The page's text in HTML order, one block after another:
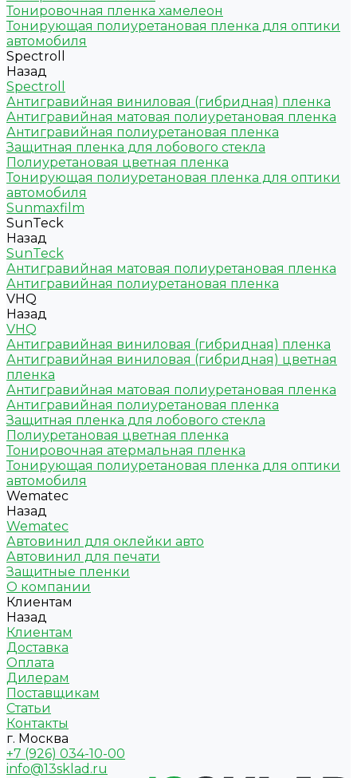
Тонировочная пленка хамелеон
Тонирующая полиуретановая пленка для оптики
автомобиля
Spectroll
Назад
Spectroll
Антигравийная виниловая (гибридная) пленка
Антигравийная матовая полиуретановая пленка
Антигравийная полиуретановая пленка
Защитная пленка для лобового стекла
Полиуретановая цветная пленка
Тонирующая полиуретановая пленка для оптики
автомобиля
Sunmaxfilm
SunTeck
Назад
SunTeck
Антигравийная матовая полиуретановая пленка
Антигравийная полиуретановая пленка
VHQ
Назад
VHQ
Антигравийная виниловая (гибридная) пленка
Антигравийная виниловая (гибридная) цветная
пленка
Антигравийная матовая полиуретановая пленка
Антигравийная полиуретановая пленка
Защитная пленка для лобового стекла
Полиуретановая цветная пленка
Тонировочная атермальная пленка
Тонирующая полиуретановая пленка для оптики
автомобиля
Wematec
Назад
Wematec
Автовинил для оклейки авто
Автовинил для печати
Защитные пленки
О компании
Клиентам
Назад
Клиентам
Доставка
Оплата
Дилерам
Поставщикам
Статьи
Контакты
г. Москва
+7 (926) 034-10-00
info@13sklad.ru